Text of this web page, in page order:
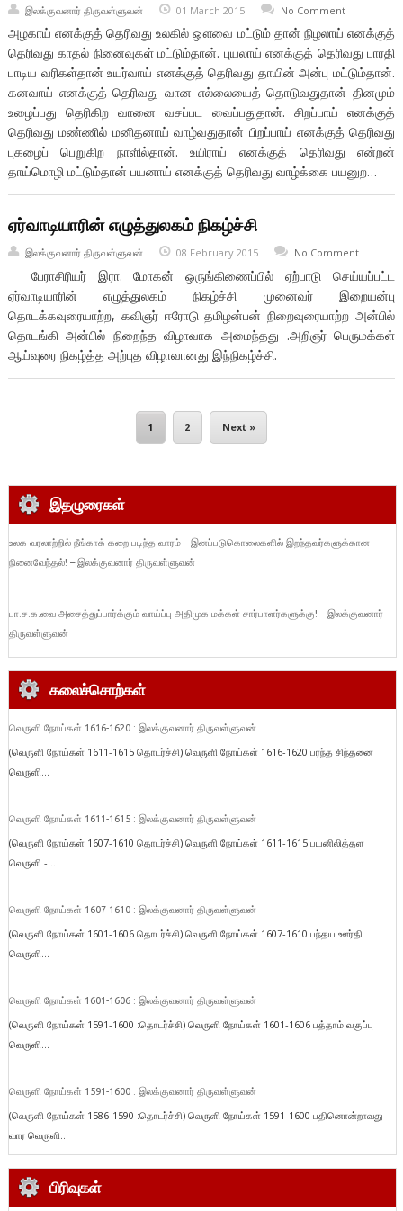
இலக்குவனார் திருவள்ளுவன் 01 March 2015 No Comment
அழகாய் எனக்குத் தெரிவது உலகில் ஔவை மட்டும் தான் நிழலாய் எனக்குத்
தெரிவது காதல் நினைவுகள் மட்டும்தான். புயலாய் எனக்குத் தெரிவது பாரதி
பாடிய வரிகள்தான் உயர்வாய் எனக்குத் தெரிவது தாயின் அன்பு மட்டும்தான்.
கனவாய் எனக்குத் தெரிவது வான எல்லையைத் தொடுவதுதான் தினமும்
உழைப்பது தெரிகிற வானை வசப்பட வைப்பதுதான். சிறப்பாய் எனக்குத்
தெரிவது மண்ணில் மனிதனாய் வாழ்வதுதான் பிறப்பாய் எனக்குத் தெரிவது
புகழைப் பெறுகிற நாளில்தான். உயிராய் எனக்குத் தெரிவது என்றன்
தாய்மொழி மட்டும்தான் பயனாய் எனக்குத் தெரிவது வாழ்க்கை பயனுற…
ஏர்வாடியாரின் எழுத்துலகம் நிகழ்ச்சி
இலக்குவனார் திருவள்ளுவன் 08 February 2015 No Comment
பேராசிரியர் இரா. மோகன் ஒருங்கிணைப்பில் ஏற்பாடு செய்யப்பட்ட
ஏர்வாடியாரின் எழுத்துலகம் நிகழ்ச்சி முனைவர் இறையன்பு
தொடக்கவுரையாற்ற, கவிஞர் ஈரோடு தமிழன்பன் நிறைவுரையாற்ற அன்பில்
தொடங்கி அன்பில் நிறைந்த விழாவாக அமைந்தது .அறிஞர் பெருமக்கள்
ஆய்வுரை நிகழ்த்த அற்புத விழாவானது இந்நிகழ்ச்சி.
1 2 Next »
இதழுரைகள்
உலக வரலாற்றில் நீங்காக் கறை படிந்த வாரம் – இனப்படுகொலைகளில் இறந்தவர்களுக்கான
நினைவேந்தல்! – இலக்குவனார் திருவள்ளுவன்
பா.ச.க.வை அசைத்துப்பார்க்கும் வாய்ப்பு அதிமுக மக்கள் சார்பாளர்களுக்கு! – இலக்குவனார்
திருவள்ளுவன்
கலைச்சொற்கள்
வெருளி நோய்கள் 1616-1620 : இலக்குவனார் திருவள்ளுவன்
(வெருளி நோய்கள் 1611-1615 தொடர்ச்சி) வெருளி நோய்கள் 1616-1620 பரந்த சிந்தனை
வெருளி...
வெருளி நோய்கள் 1611-1615 : இலக்குவனார் திருவள்ளுவன்
(வெருளி நோய்கள் 1607-1610 தொடர்ச்சி) வெருளி நோய்கள் 1611-1615 பயனிலித்தள
வெருளி -...
வெருளி நோய்கள் 1607-1610 : இலக்குவனார் திருவள்ளுவன்
(வெருளி நோய்கள் 1601-1606 தொடர்ச்சி) வெருளி நோய்கள் 1607-1610 பந்தய ஊர்தி
வெருளி...
வெருளி நோய்கள் 1601-1606 : இலக்குவனார் திருவள்ளுவன்
(வெருளி நோய்கள் 1591-1600 :தொடர்ச்சி) வெருளி நோய்கள் 1601-1606 பத்தாம் வகுப்பு
வெருளி...
வெருளி நோய்கள் 1591-1600 : இலக்குவனார் திருவள்ளுவன்
(வெருளி நோய்கள் 1586-1590 :தொடர்ச்சி) வெருளி நோய்கள் 1591-1600 பதினொன்றாவது
வார வெருளி...
பிரிவுகள்